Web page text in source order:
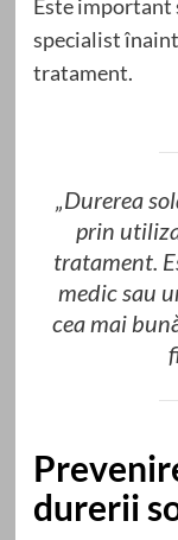
Este important
specialist
tratament.
„Durerea
prin
tratament.
medic sau
cea mai
durerii